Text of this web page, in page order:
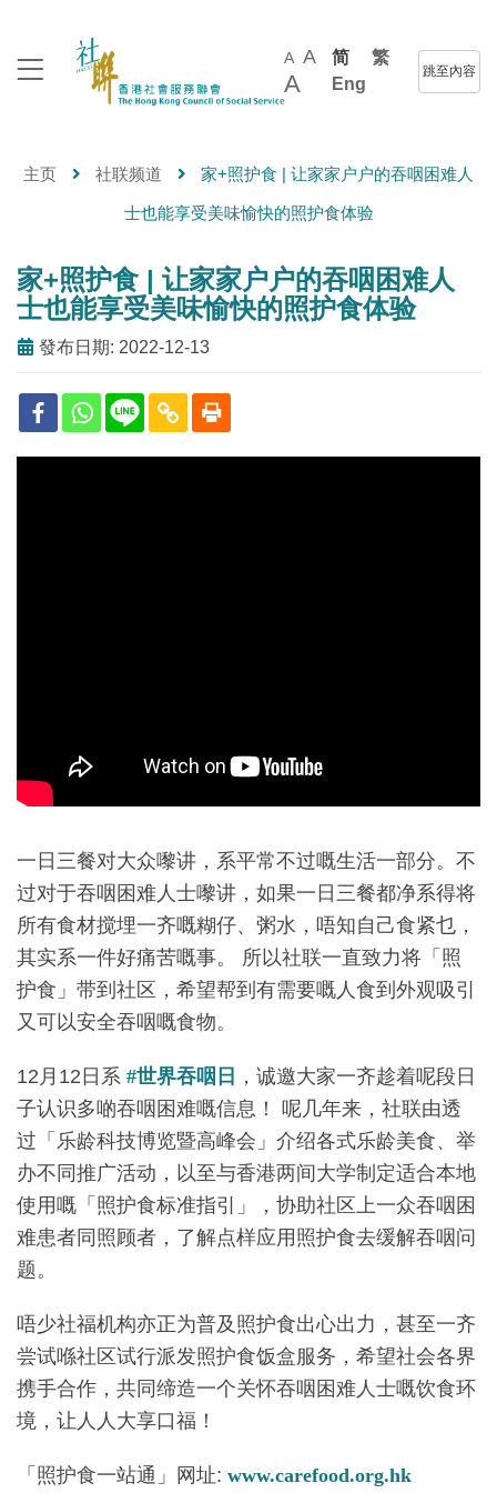
A A
A
简
繁
Eng
跳至內容
主页 社联频道 家+照护食 | 让家家户户的吞咽困难人
士也能享受美味愉快的照护食体验
家+照护食 | 让家家户户的吞咽困难人
士也能享受美味愉快的照护食体验
發布日期: 2022-12-13
一日三餐对大众嚟讲，系平常不过嘅生活一部分。不
过对于吞咽困难人士嚟讲，如果一日三餐都净系得将
所有食材搅埋一齐嘅糊仔、粥水，唔知自己食紧乜，
其实系一件好痛苦嘅事。 所以社联一直致力将「照
护食」带到社区，希望帮到有需要嘅人食到外观吸引
又可以安全吞咽嘅食物。
12月12日系 #世界吞咽日 ，诚邀大家一齐趁着呢段日
子认识多啲吞咽困难嘅信息！ 呢几年来，社联由透
过「乐龄科技博览暨高峰会」介绍各式乐龄美食、举
办不同推广活动，以至与香港两间大学制定适合本地
使用嘅「照护食标准指引」，协助社区上一众吞咽困
难患者同照顾者，了解点样应用照护食去缓解吞咽问
题。
唔少社福机构亦正为普及照护食出心出力，甚至一齐
尝试喺社区试行派发照护食饭盒服务，希望社会各界
携手合作，共同缔造一个关怀吞咽困难人士嘅饮食环
境，让人人大享口福！
「照护食一站通」网址: www.carefood.org.hk